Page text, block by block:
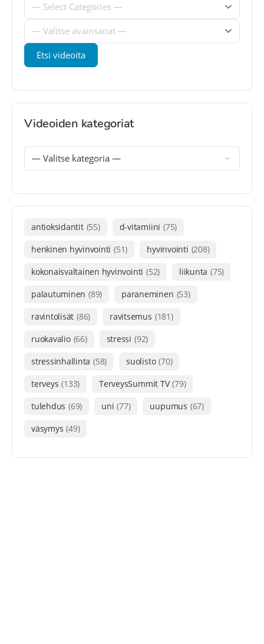
Videoiden kategoriat
antioksidantit (55) d-vitamiini (75)
henkinen hyvinvointi (51) hyvinvointi (208)
kokonaisvaltainen hyvinvointi (52) liikunta (75)
palautuminen (89) paraneminen (53)
ravintolisät (86) ravitsemus (181)
ruokavalio (66) stressi (92)
stressinhallinta (58) suolisto (70)
terveys (133) TerveysSummit TV (79)
tulehdus (69) uni (77) uupumus (67)
väsymys (49)